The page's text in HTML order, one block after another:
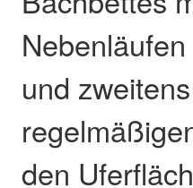
und
den